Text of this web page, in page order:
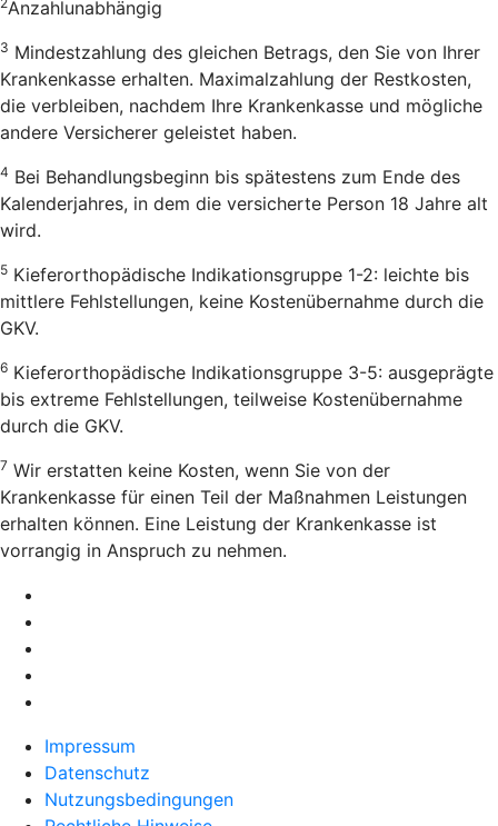
Anzahlunabhängig
3 Mindestzahlung des gleichen Betrags, den Sie von Ihrer
Krankenkasse erhalten. Maximalzahlung der Restkosten,
die verbleiben, nachdem Ihre Krankenkasse und mögliche
andere Versicherer geleistet haben.
4 Bei Behandlungsbeginn bis spätestens zum Ende des
Kalenderjahres, in dem die versicherte Person 18 Jahre alt
wird.
5 Kieferorthopädische Indikationsgruppe 1-2: leichte bis
mittlere Fehlstellungen, keine Kostenübernahme durch die
GKV.
6 Kieferorthopädische Indikationsgruppe 3-5: ausgeprägte
bis extreme Fehlstellungen, teilweise Kostenübernahme
durch die GKV.
7 Wir erstatten keine Kosten, wenn Sie von der
Krankenkasse für einen Teil der Maßnahmen Leistungen
erhalten können. Eine Leistung der Krankenkasse ist
vorrangig in Anspruch zu nehmen.
Impressum
Datenschutz
Nutzungsbedingungen